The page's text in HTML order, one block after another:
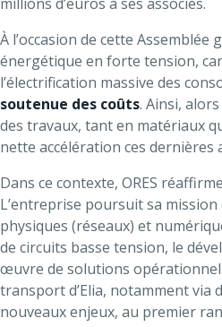
À l’occasion de cette Assemblée
énergétique en forte tension,
l’électrification massive des
soutenue des coûts. Ainsi,
des travaux, tant en matériaux
nette accélération ces dernières
Dans ce contexte, ORES
L’entreprise poursuit sa
physiques (réseaux) et
de circuits basse tension, le
œuvre de solutions
transport d’Elia, notamment via
nouveaux enjeux, au premier